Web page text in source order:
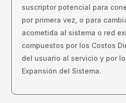
suscriptor potencial para
por primera vez, o para
acometida al sistema o red
compuestos por los Costos
del usuario al servicio y por
Expansión del Sistema.